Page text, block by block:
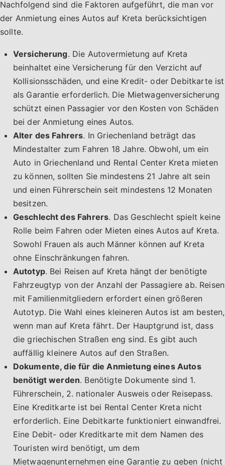
Nachfolgend sind die Faktoren aufgeführt, die man vor
der Anmietung eines Autos auf Kreta berücksichtigen
sollte.
Versicherung. Die Autovermietung auf Kreta
beinhaltet eine Versicherung für den Verzicht auf
Kollisionsschäden, und eine Kredit- oder Debitkarte ist
als Garantie erforderlich. Die Mietwagenversicherung
schützt einen Passagier vor den Kosten von Schäden
bei der Anmietung eines Autos.
Alter des Fahrers. In Griechenland beträgt das
Mindestalter zum Fahren 18 Jahre. Obwohl, um ein
Auto in Griechenland und Rental Center Kreta mieten
zu können, sollten Sie mindestens 21 Jahre alt sein
und einen Führerschein seit mindestens 12 Monaten
besitzen.
Geschlecht des Fahrers. Das Geschlecht spielt keine
Rolle beim Fahren oder Mieten eines Autos auf Kreta.
Sowohl Frauen als auch Männer können auf Kreta
ohne Einschränkungen fahren.
Autotyp. Bei Reisen auf Kreta hängt der benötigte
Fahrzeugtyp von der Anzahl der Passagiere ab. Reisen
mit Familienmitgliedern erfordert einen größeren
Autotyp. Die Wahl eines kleineren Autos ist am besten,
wenn man auf Kreta fährt. Der Hauptgrund ist, dass
die griechischen Straßen eng sind. Es gibt auch
auffällig kleinere Autos auf den Straßen.
Dokumente, die für die Anmietung eines Autos
benötigt werden. Benötigte Dokumente sind 1.
Führerschein, 2. nationaler Ausweis oder Reisepass.
Eine Kreditkarte ist bei Rental Center Kreta nicht
erforderlich. Eine Debitkarte funktioniert einwandfrei.
Eine Debit- oder Kreditkarte mit dem Namen des
Touristen wird benötigt, um dem
Mietwagenunternehmen eine Garantie zu geben (nicht